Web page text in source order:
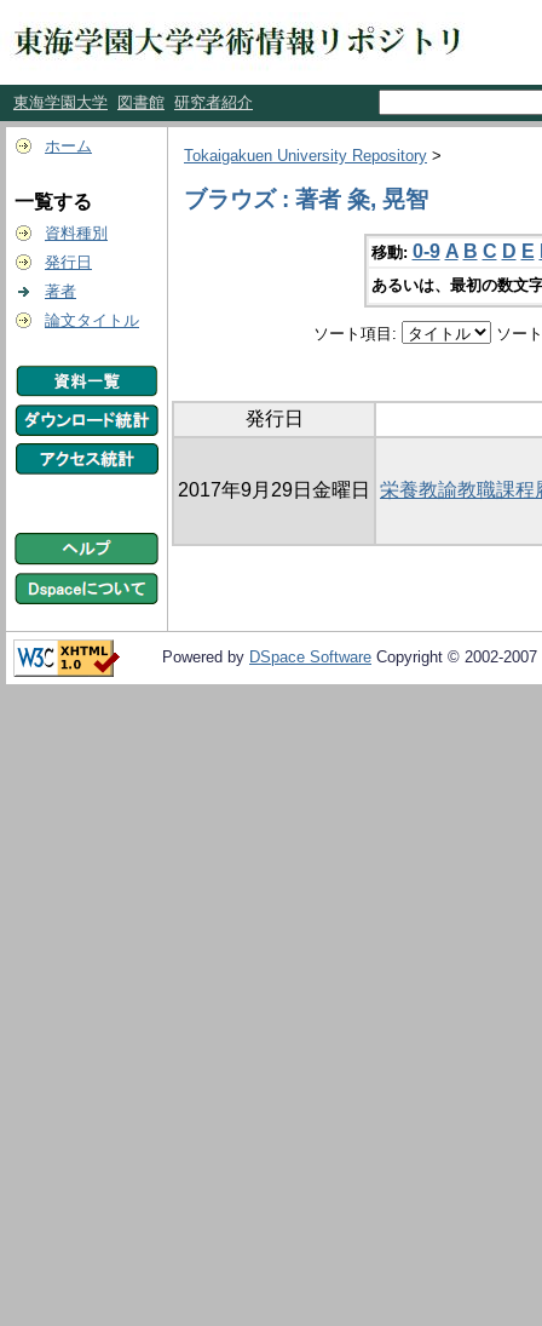
東海学園大学 図書館 研究者紹介
ホーム
一覧する
資料種別
発行日
著者
論文タイトル
Tokaigakuen University Repository >
ブラウズ : 著者 粂, 晃智
移動: 0-9 A B C D E
あるいは、最初の数文
ソート項目: ソー
発行日
2017年9月29日金曜日 栄養教諭教職課程
Powered by DSpace Software Copyright © 2002-2007